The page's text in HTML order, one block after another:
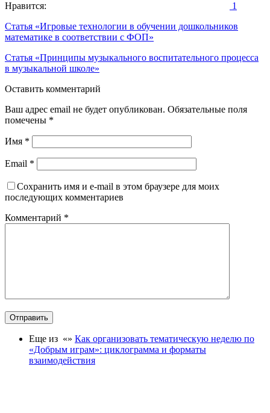
Нравится: 1
Навигация
по
записям
Статья «Игровые технологии в обучении дошкольников
математике в соответствии с ФОП»
Статья «Принципы музыкального воспитательного процесса
в музыкальной школе»
Оставить комментарий
Ваш адрес email не будет опубликован. Обязательные поля
помечены *
Имя *
Email *
Сохранить имя и e-mail в этом браузере для моих
последующих комментариев
Комментарий *
Отправить
Еще из «» Как организовать тематическую неделю по
«Добрым играм»: циклограмма и форматы
взаимодействия